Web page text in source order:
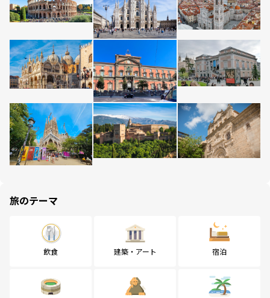
旅のテーマ
飲食 建築・アート 宿泊